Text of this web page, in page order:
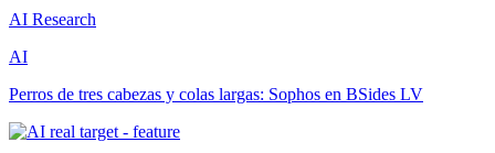
AI Research
AI
Perros de tres cabezas y colas largas: Sophos en BSides LV